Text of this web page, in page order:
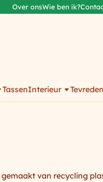
Over onsWie ben ik?
TassenInterieur
van recycling